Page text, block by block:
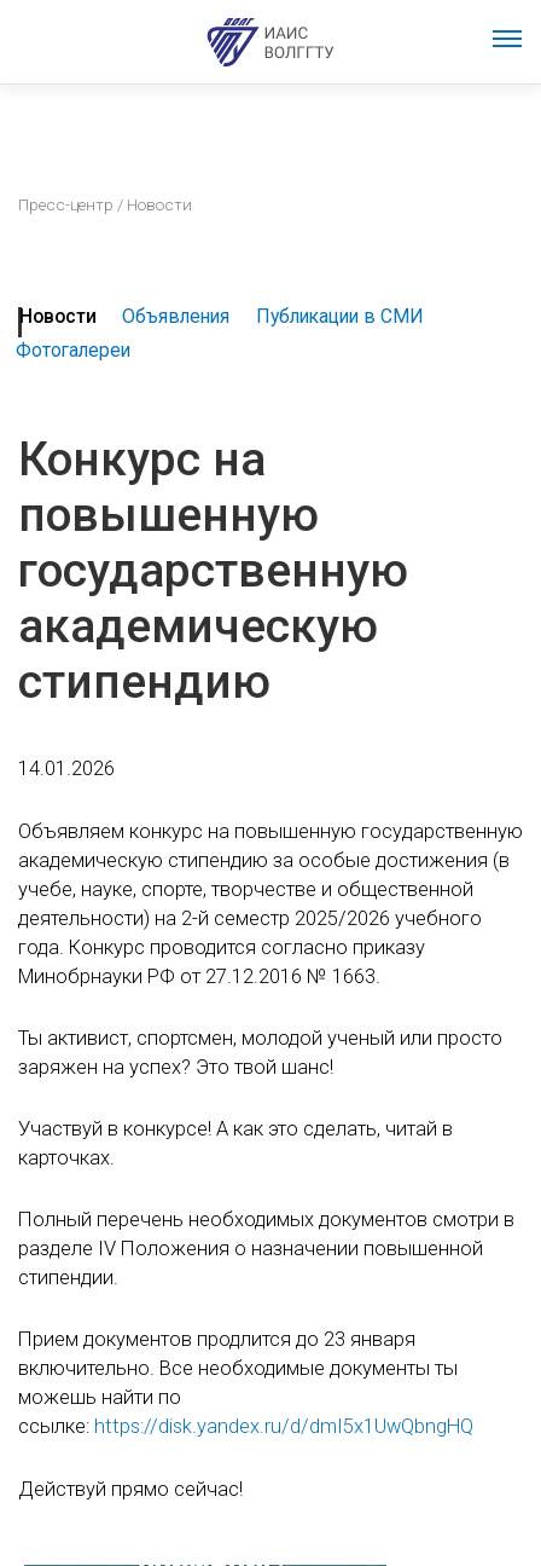
Пресс-центр / Новости
Новости Объявления
Публикации в СМИ
Фотогалереи
Конкурс на
повышенную
государственную
академическую
стипендию
14.01.2026
Объявляем конкурс на повышенную государственную
академическую стипендию за особые достижения (в
учебе, науке, спорте, творчестве и общественной
деятельности) на 2-й семестр 2025/2026 учебного
года. Конкурс проводится согласно приказу
Минобрнауки РФ от 27.12.2016 № 1663.
Ты активист, спортсмен, молодой ученый или просто
заряжен на успех? Это твой шанс!
Участвуй в конкурсе! А как это сделать, читай в
карточках.
Полный перечень необходимых документов смотри в
разделе IV Положения о назначении повышенной
стипендии.
Прием документов продлится до 23 января
включительно. Все необходимые документы ты
можешь найти по
ссылке: https://disk.yandex.ru/d/dmI5x1UwQbngHQ
Действуй прямо сейчас!